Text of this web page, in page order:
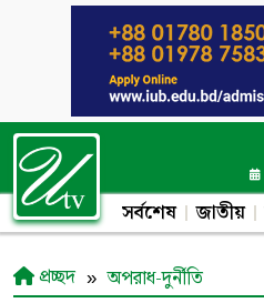
সর্বশেষ জাতীয়
প্রচ্ছদ অপরাধ-দুর্নীতি